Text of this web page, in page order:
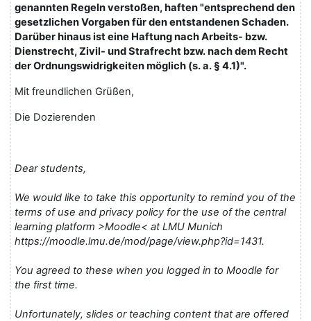
genannten Regeln verstoßen, haften "entsprechend den
gesetzlichen Vorgaben für den entstandenen Schaden.
Darüber hinaus ist eine Haftung nach Arbeits- bzw.
Dienstrecht, Zivil- und Strafrecht bzw. nach dem Recht
der Ordnungswidrigkeiten möglich (s. a. § 4.1)".
Mit freundlichen Grüßen,
Die Dozierenden
Dear students,
We would like to take this opportunity to remind you of the
terms of use and privacy policy for the use of the central
learning platform >Moodle< at LMU Munich
https://moodle.lmu.de/mod/page/view.php?id=1431.
You agreed to these when you logged in to Moodle for
the first time.
Unfortunately, slides or teaching content that are offered